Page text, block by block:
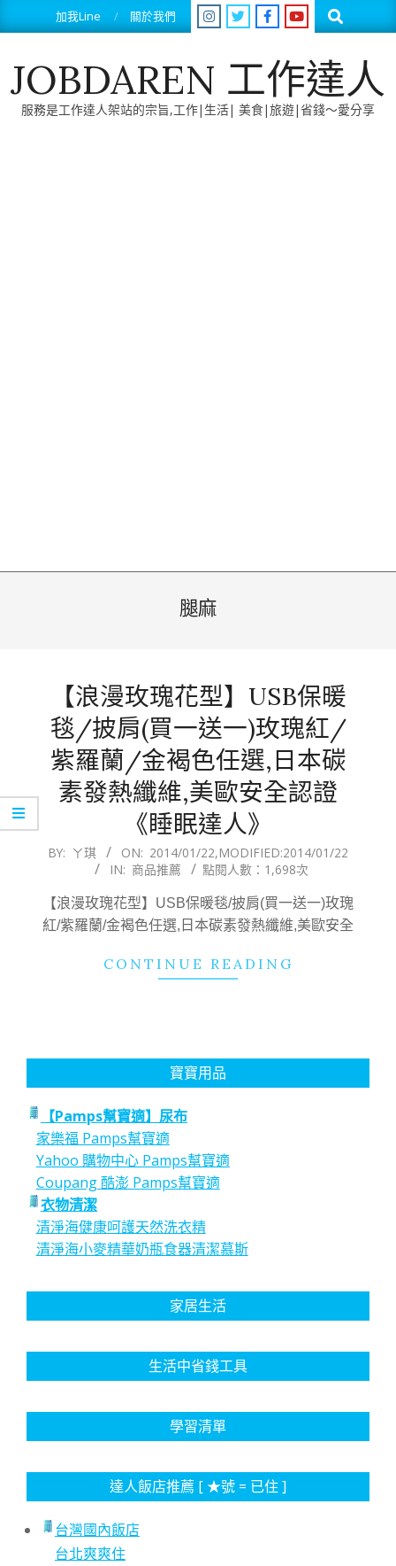
to
加我Line 關於我們 Search
JOBDAREN 工作達人
服務是工作達人架站的宗旨,工作|生活| 美食|旅遊|省錢～愛分享
腿麻
【浪漫玫瑰花型】USB保暖
毯/披肩(買一送一)玫瑰紅/
紫羅蘭/金褐色任選,日本碳
素發熱纖維,美歐安全認證
《睡眠達人》
2014-
22
BY: ㄚ琪 ON: 2014/01/22,MODIFIED:2014/01/22
IN: 商品推薦 點閱人數：1,698次
【浪漫玫瑰花型】USB保暖毯/披肩(買一送一)玫瑰
紅/紫羅蘭/金褐色任選,日本碳素發熱纖維,美歐安全
CONTINUE READING
寶寶用品
【Pamps幫寶適】尿布
家樂福 Pamps幫寶適
Yahoo 購物中心 Pamps幫寶適
Coupang 酷澎 Pamps幫寶適
衣物清潔
清淨海健康呵護天然洗衣精
清淨海小麥精華奶瓶食器清潔慕斯
家居生活
生活中省錢工具
學習清單
達人飯店推薦 [ ★號 = 已住 ]
台灣國內飯店
台北爽爽住